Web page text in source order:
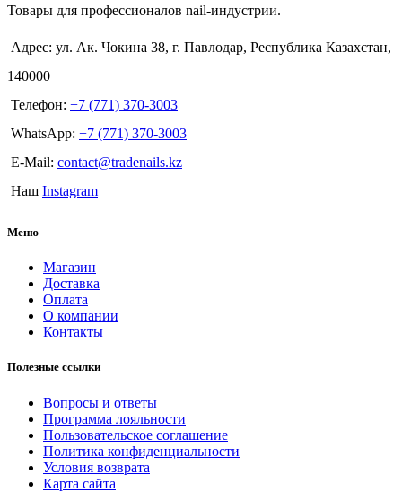
Товары для профессионалов nail-индустрии.
Адрес: ул. Ак. Чокина 38, г. Павлодар, Республика Казахстан,
140000
Телефон: +7 (771) 370-3003
WhatsApp: +7 (771) 370-3003
E-Mail: contact@tradenails.kz
Наш Instagram
Меню
Магазин
Доставка
Оплата
О компании
Контакты
Полезные ссылки
Вопросы и ответы
Программа лояльности
Пользовательское соглашение
Политика конфиденциальности
Условия возврата
Карта сайта